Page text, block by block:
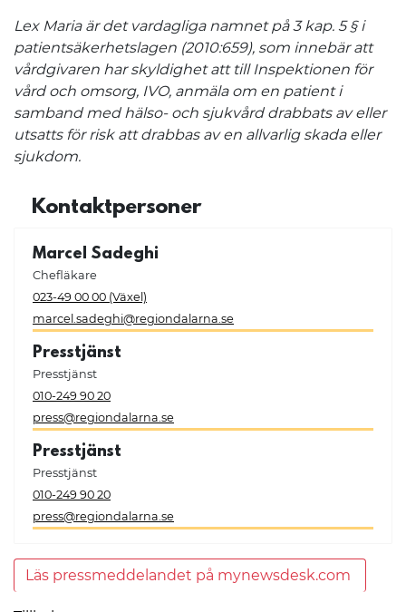
Lex Maria är det vardagliga namnet på 3 kap. 5 § i
patientsäkerhetslagen (2010:659), som innebär att
vårdgivaren har skyldighet att till Inspektionen för
vård och omsorg, IVO, anmäla om en patient i
samband med hälso- och sjukvård drabbats av eller
utsatts för risk att drabbas av en allvarlig skada eller
sjukdom.
Kontaktpersoner
Marcel Sadeghi
Chefläkare
023-49 00 00 (Växel)
marcel.sadeghi@regiondalarna.se
Presstjänst
Presstjänst
010-249 90 20
press@regiondalarna.se
Presstjänst
Presstjänst
010-249 90 20
press@regiondalarna.se
Läs pressmeddelandet på mynewsdesk.com